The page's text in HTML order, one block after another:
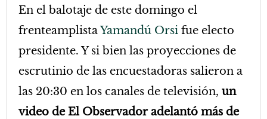
En el balotaje de este domingo el
frenteamplistaYamandú Orsi fue electo
presidente. Y si bien las proyecciones de
escrutinio de las encuestadoras salieron a
las 20:30 en los canales de televisión, un
video deEl Observadoradelantó más de